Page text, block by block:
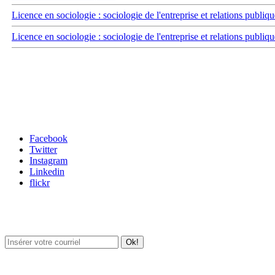
Licence en sociologie : sociologie de l'entreprise et relations
Licence en sociologie : sociologie de l'entreprise et relations
Facebook
Twitter
Instagram
Linkedin
flickr